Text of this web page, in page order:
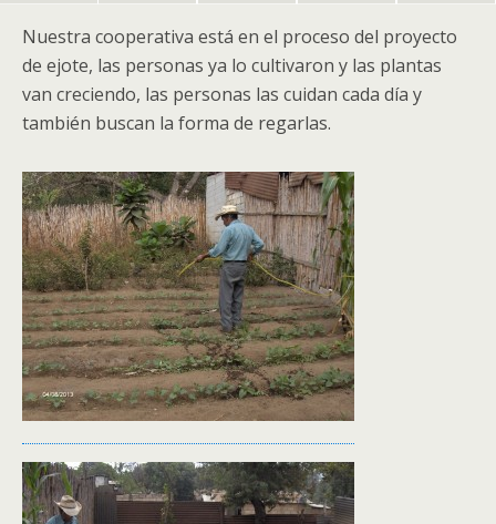
Nuestra cooperativa está en el proceso del proyecto
de ejote, las personas ya lo cultivaron y las plantas
van creciendo, las personas las cuidan cada día y
también buscan la forma de regarlas.